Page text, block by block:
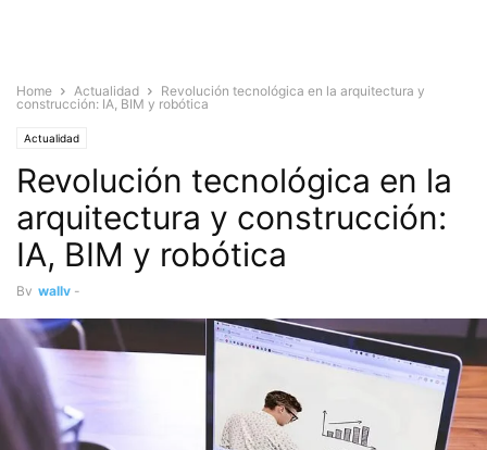
Home Actualidad
Revolución tecnológica en la arquitectura y
construcción: IA, BIM y robótica
Actualidad
Revolución tecnológica en la
arquitectura y construcción:
IA, BIM y robótica
By wally -